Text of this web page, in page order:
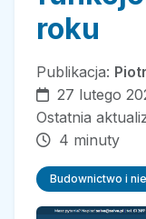
roku
Publikacja:
27 lutego
Ostatnia
4 minuty
Budownictwo i